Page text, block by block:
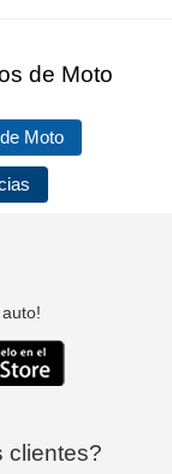
de Moto
Moto
clientes?